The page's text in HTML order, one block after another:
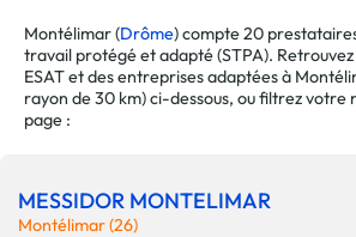
Montélimar (Drôme) compte 20
travail protégé et adapté (STPA).
ESAT et des entreprises adaptées à
rayon de 30 km) ci-dessous, ou filtrez votre
page :
MESSIDOR MONTELIMAR
Montélimar (26)